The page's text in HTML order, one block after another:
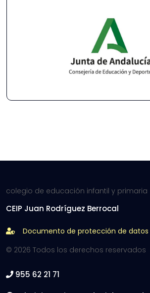
colegio de educación infantil y primaria
CEIP Juan Rodríguez Berrocal
Documento de protección de datos
© 2026 Todos los derechos reservados
955 62 21 71